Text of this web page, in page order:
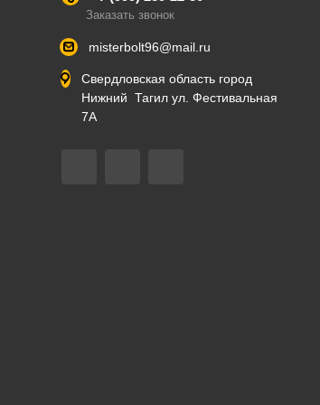
Заказать звонок
misterbolt96@mail.ru
Свердловская область город
Нижний Тагил ул. Фестивальная
7А